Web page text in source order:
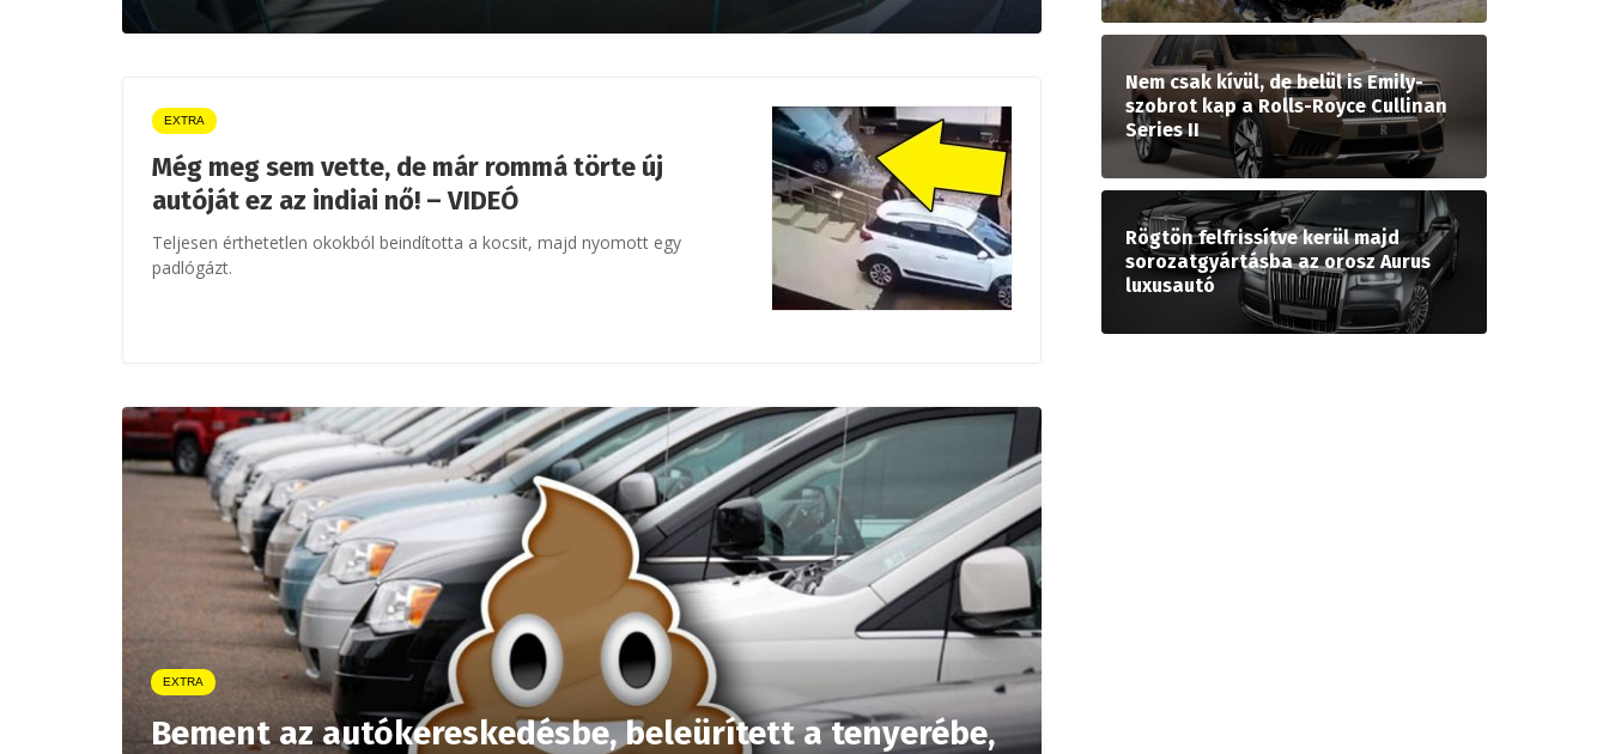
EXTRA
Még meg sem vette, de már rommá törte új
autóját ez az indiai nő! – VIDEÓ
Teljesen érthetetlen okokból beindította a kocsit, majd nyomott egy
padlógázt.
EXTRA
Bement az autókereskedésbe, beleürített a tenyerébe,
Nem csak kívül, de belül is Emily-
szobrot kap a Rolls-Royce Cullinan
Series II
Rögtön felfrissítve kerül majd
sorozatgyártásba az orosz Aurus
luxusautó